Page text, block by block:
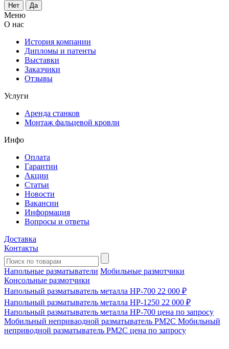
Нет Да
Меню
О нас
История компании
Дипломы и патенты
Выставки
Заказчики
Отзывы
Услуги
Аренда станков
Монтаж фальцевой кровли
Инфо
Оплата
Гарантии
Акции
Статьи
Новости
Вакансии
Информация
Вопросы и ответы
Доставка
Контакты
Напольные разматыватели Мобильные размотчики
Консольные размотчики
Напольный разматыватель металла HP-700 22 000 ₽
Напольный разматыватель металла HP-1250 22 000 ₽
Напольный разматыватель металла HP-700 цена по запросу
Мобильный непривaодной разматыватель РМ2С Мобильный
неприводной разматыватель РМ2С цена по запросу